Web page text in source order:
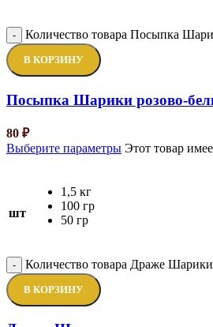
- Количество товара Посыпка
В КОРЗИНУ
Посыпка Шарики розово-
80 ₽
Выберите параметры Этот товар
шт
1,5 кг
100 гр
50 гр
- Количество товара Драже
В КОРЗИНУ